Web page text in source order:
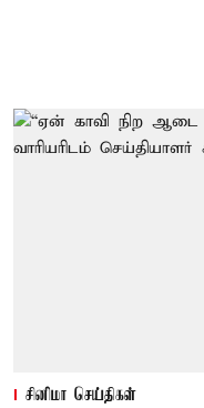
சினிமா செய்திகள்